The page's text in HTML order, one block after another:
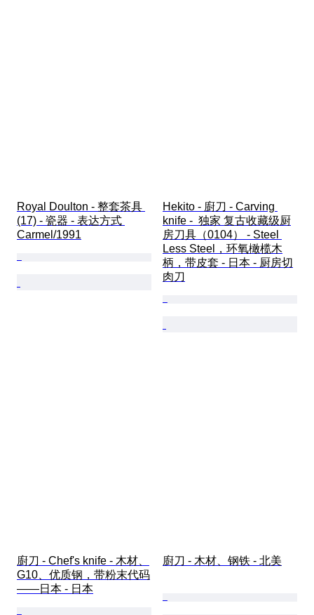
Royal Doulton - 整套茶具
(17) - 瓷器 - 表达方式
Carmel/1991
Hekito - 廚刀 - Carving
knife -  独家 复古收藏级厨
房刀具（0104） - Steel
Less Steel，环氧橄榄木
柄，带皮套 - 日本 - 厨房切
肉刀
廚刀 - Chef's knife - 木材、
G10、优质钢，带粉末代码
——日本 - 日本
廚刀 - 木材、钢铁 - 北美